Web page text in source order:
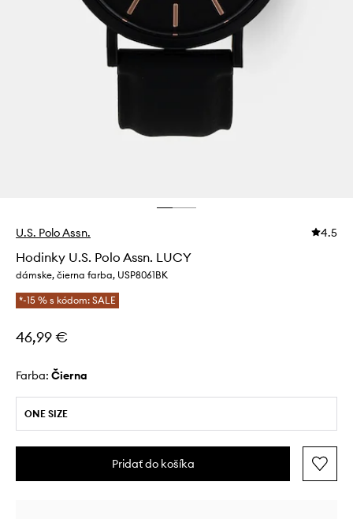
U.S. Polo Assn. 4.5
Hodinky U.S. Polo Assn. LUCY
dámske, čierna farba, USP8061BK
*-15 % s kódom: SALE
46,99 €
Farba: čierna
ONE SIZE
Pridať do košíka